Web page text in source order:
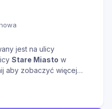
jest na ulicy
Stare Miasto w
aby zobaczyć więcej